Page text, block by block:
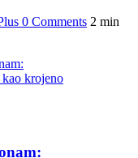
0 Comments 2 min